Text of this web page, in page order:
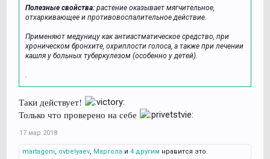
Полезные свойства: растение оказывает мягчительное,
отхаркивающее и противовоспалительное действие.
Применяют медуницу как антиастматическое средство, при
хроническом бронхите, охриплости голоса, а также при лечении
кашля у больных туберкулезом (особенно у детей).
.
Таки действует!
Только что проверено на себе
17 мар 2018
martagoni, ovbelyaev, Маргола и 4 другим нравится это.